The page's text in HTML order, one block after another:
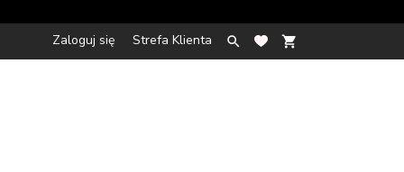
Zaloguj się Strefa Klienta  shopping_cart